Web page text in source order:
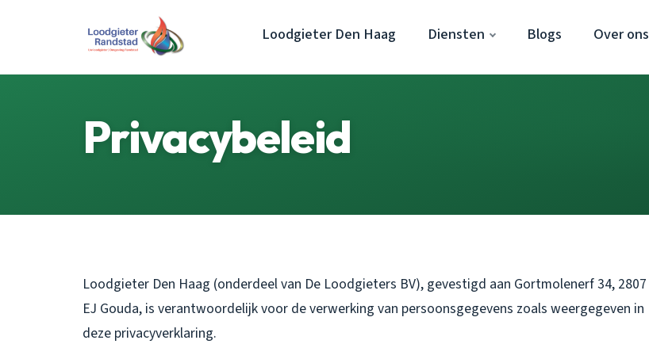
Loodgieter Den Haag Diensten Blogs Over ons
Privacybeleid
Loodgieter Den Haag (onderdeel van De Loodgieters BV), gevestigd aan Gortmolenerf 34, 2807
EJ Gouda, is verantwoordelijk voor de verwerking van persoonsgegevens zoals weergegeven in
deze privacyverklaring.